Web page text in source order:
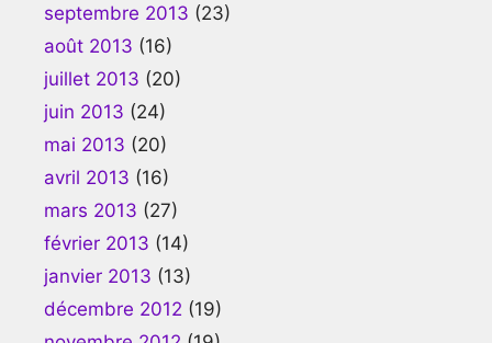
septembre 2013 (23)
août 2013 (16)
juillet 2013 (20)
juin 2013 (24)
mai 2013 (20)
avril 2013 (16)
mars 2013 (27)
février 2013 (14)
janvier 2013 (13)
décembre 2012 (19)